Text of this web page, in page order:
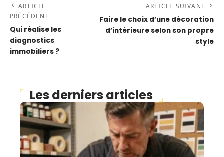
ARTICLE
PRÉCÉDENT
Qui réalise les
diagnostics
immobiliers ?
ARTICLE SUIVANT
Faire le choix d’une décoration
d’intérieure selon son propre
style
Les derniers articles